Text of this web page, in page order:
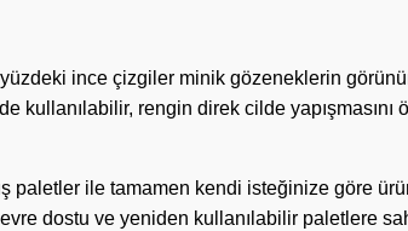
ince çizgiler minik gözeneklerin
kullanılabilir, rengin direk cilde
ile tamamen kendi isteğinize göre
dostu ve yeniden kullanılabilir paletlere